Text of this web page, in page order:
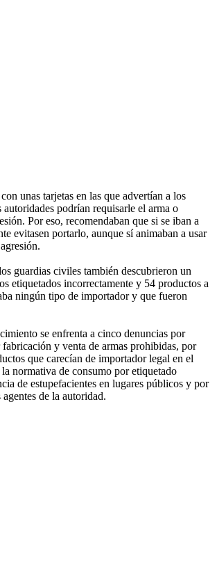
unas tarjetas en las que advertían a los
autoridades podrían requisarle el arma o
Por eso, recomendaban que si se iban a
evitasen portarlo, aunque sí animaban a usar
guardias civiles también descubrieron un
etiquetados incorrectamente y 54 productos a
ningún tipo de importador y que fueron
se enfrenta a cinco denuncias por
y venta de armas prohibidas, por
que carecían de importador legal en el
normativa de consumo por etiquetado
de estupefacientes en lugares públicos y por
de la autoridad.